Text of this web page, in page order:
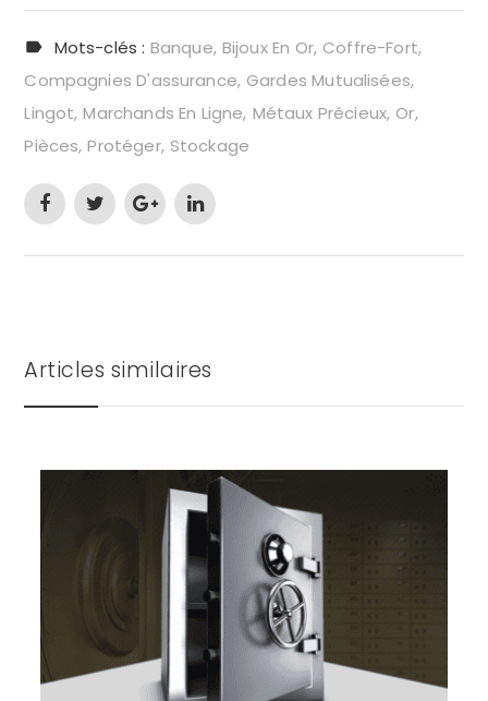
Mots-clés : Banque Bijoux En Or Coffre-Fort
Compagnies D'assurance Gardes Mutualisées
Lingot Marchands En Ligne Métaux Précieux Or
Pièces Protéger Stockage
Articles similaires